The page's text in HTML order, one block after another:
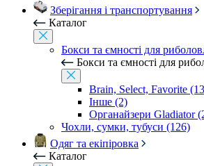
Зберігання і транспортування
Каталог
Бокси та ємності для
Бокси та ємності для
Brain, Select, Favorite
Інше (2)
Органайзери Gladiator
Чохли, сумки, тубуси (126)
Одяг та екіпіровка
Каталог